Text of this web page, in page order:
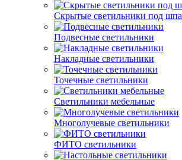
Скрытые светильники под
Подвесные светильники
Накладные светильники
Точечные светильники
Светильники мебельные
Многолучевые светильники
ФИТО светильники